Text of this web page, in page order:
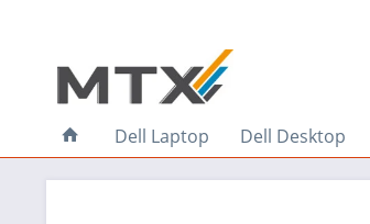
Dell Laptop Dell Desktop